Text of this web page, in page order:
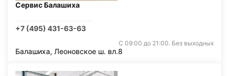
Сервис Балашиха
+7 (495) 431-63-63
С 09:00 до 21:00. Без выходных
Балашиха, Леоновское ш. вл.8